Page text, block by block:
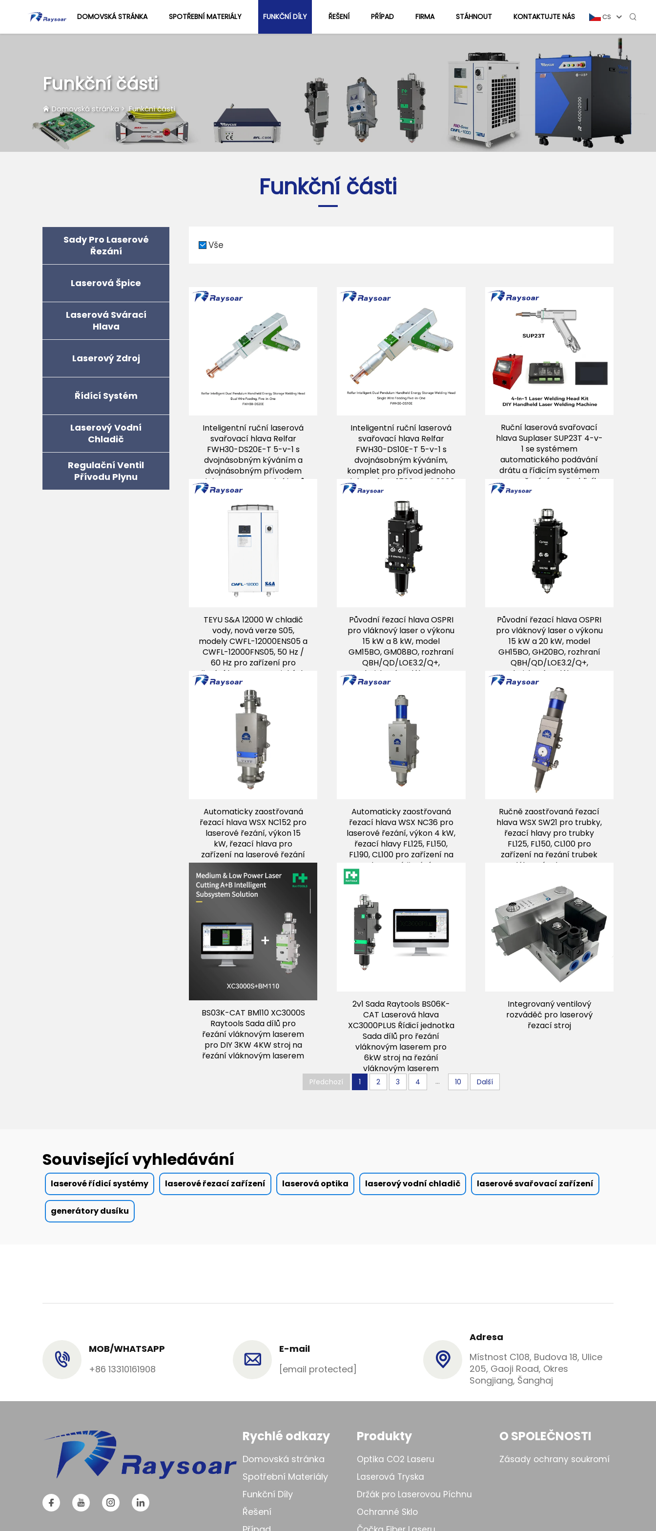
DOMOVSKÁ STRÁNKA SPOTŘEBNÍ MATERIÁLY FUNKČNÍ DÍLY ŘEŠENÍ PŘÍPAD FIRMA STÁHNOUT KONTAKTUJTE NÁS CS
Funkční části
Domovská stránka>Funkční části
Funkční části
Sady Pro Laserové
Řezání
Laserová Špice
Laserová Svárací
Hlava
Laserový Zdroj
Řídící Systém
Laserový Vodní
Chladič
Regulační Ventil
Přívodu Plynu
Vše
Inteligentní ruční laserová
svařovací hlava Relfar
FWH30-DS20E-T 5-v-1 s
dvojnásobným kýváním a
dvojnásobným přívodem
drátu pro zpracování kovů
Inteligentní ruční laserová
svařovací hlava Relfar
FWH30-DS10E-T 5-v-1 s
dvojnásobným kýváním,
komplet pro přívod jednoho
drátu, výkon 1500 W až 3000
W pro zpracování kovů
Ruční laserová svařovací
hlava Suplaser SUP23T 4-v-
1 se systémem
automatického podávání
drátu a řídicím systémem
pro svařování oceli a hliníku
TEYU S&A 12000 W chladič
vody, nová verze S05,
modely CWFL-12000ENS05 a
CWFL-12000FNS05, 50 Hz /
60 Hz pro zařízení pro
řezání laserem z optických
vláken
Původní řezací hlava OSPRI
pro vláknový laser o výkonu
15 kW a 8 kW, model
GM15BO, GM08BO, rozhraní
QBH/QD/LOE3.2/Q+,
ohnisková vzdálenost
100/150/200/250 mm pro
laserové řezací stroje
Původní řezací hlava OSPRI
pro vláknový laser o výkonu
15 kW a 20 kW, model
GH15BO, GH20BO, rozhraní
QBH/QD/LOE3.2/Q+,
ohnisková vzdálenost
F200/F250 mm pro
laserové řezací stroje
Automaticky zaostřovaná
řezací hlava WSX NC152 pro
laserové řezání, výkon 15
kW, řezací hlava pro
zařízení na laserové řezání
Automaticky zaostřovaná
řezací hlava WSX NC36 pro
laserové řezání, výkon 4 kW,
řezací hlavy FL125, FL150,
FL190, CL100 pro zařízení na
laserové řezání
Ručně zaostřovaná řezací
hlava WSX SW21 pro trubky,
řezací hlavy pro trubky
FL125, FL150, CL100 pro
zařízení na řezání trubek
vláknovým laserem
BS03K-CAT BM110 XC3000S
Raytools Sada dílů pro
řezání vláknovým laserem
pro DIY 3KW 4KW stroj na
řezání vláknovým laserem
2v1 Sada Raytools BS06K-
CAT Laserová hlava
XC3000PLUS Řídicí jednotka
Sada dílů pro řezání
vláknovým laserem pro
6kW stroj na řezání
vláknovým laserem
Integrovaný ventilový
rozváděč pro laserový
řezací stroj
Předchozí 1 2 3 4 ... 10 Další
Související vyhledávání
laserové řídicí systémy laserové řezací zařízení laserová optika laserový vodní chladič laserové svařovací zařízení
generátory dusíku
MOB/WHATSAPP
+86 13310161908
E-mail
[email protected]
Adresa
Místnost C108, Budova 18, Ulice
205, Gaoji Road, Okres
Songjiang, Šanghaj
Rychlé odkazy
Domovská stránka
Spotřební Materiály
Funkční Díly
Řešení
Produkty
Optika CO2 Laseru
Laserová Tryska
Držák pro Laserovou Píchnu
Ochranné Sklo
O SPOLEČNOSTI
Zásady ochrany soukromí